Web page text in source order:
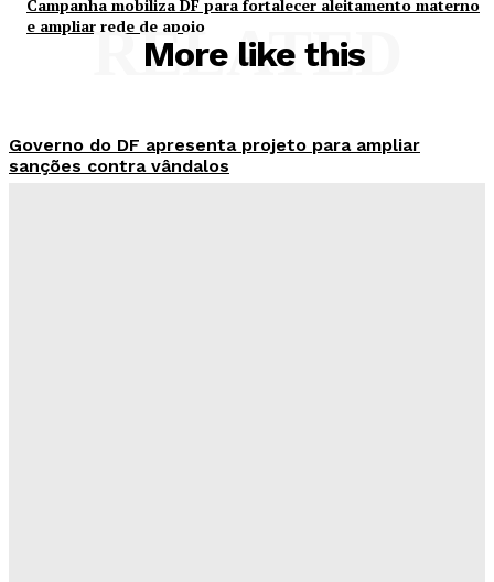
Campanha mobiliza DF para fortalecer aleitamento materno
e ampliar rede de apoio
More like this
RELATED
Governo do DF apresenta projeto para ampliar
sanções contra vândalos